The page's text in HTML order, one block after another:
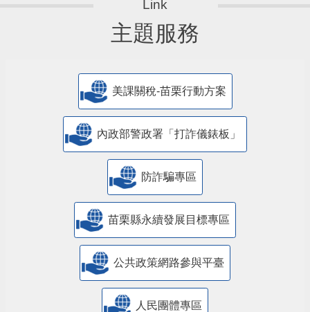
主題服務
美課關稅-苗栗行動方案
內政部警政署「打詐儀錶板」
防詐騙專區
苗栗縣永續發展目標專區
公共政策網路參與平臺
人民團體專區